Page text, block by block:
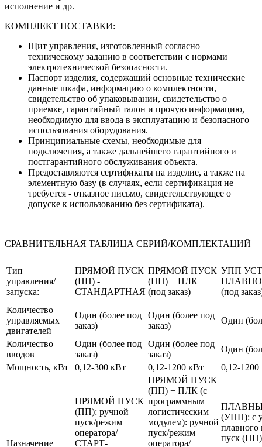
исполнение и др.
КОМПЛЕКТ ПОСТАВКИ:
Щит управления, изготовленный согласно
техническому заданию в соответствии с нормами
электротехнической безопасности.
Паспорт изделия, содержащий основные технические
данные шкафа, информацию о комплектности,
свидетельство об упаковывании, свидетельство о
приемке, гарантийный талон и прочую информацию,
необходимую для ввода в эксплуатацию и безопасного
использования оборудования.
Принципиальные схемы, необходимые для
подключения, а также дальнейшего гарантийного и
постгарантийного обслуживания объекта.
Предоставляются сертификаты на изделие, а также на
элементную базу (в случаях, если сертификация не
требуется - отказное письмо, свидетельствующее о
допуске к использованию без сертификата).
СРАВНИТЕЛЬНАЯ ТАБЛИЦА СЕРИЙ/КОМПЛЕКТАЦИЙ
Тип
управления/
запуска:
ПРЯМОЙ ПУСК
(ПП) -
СТАНДАРТНАЯ
ПРЯМОЙ ПУСК
(ПП) + ПЛК
(под заказ)
УПП
(под
Количество
управляемых
двигателей
Один (более под
заказ)
Один (более под
заказ)
Один
Количество
вводов
Один (более под
заказ)
Один (более под
заказ)
Один
Мощность, кВт
0,12-300 кВт 0,12-1200 кВт 0,12-1200
Назначение
ПРЯМОЙ ПУСК
(ПП): ручной
пуск/режим
оператора/
СТАРТ-
ПРЯМОЙ ПУСК
(ПП) + ПЛК (с
программным
логистическим
модулем): ручной
пуск/режим
оператора/
(УПП): с
плавного
пуск